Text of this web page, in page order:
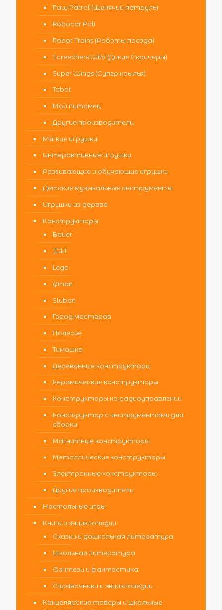
Paw Patrol (Щенячий патруль)
Robocar Poli
Robot Trains (Роботы поезда)
Screechers Wild (Дикие Скричеры)
Super Wings (Супер крылья)
Tobot
Мой питомец
Другие производители
Мягкие игрушки
Интерактивные игрушки
Развивающие и обучающие игрушки
Детские музыкальные инструменты
Игрушки из дерева
Конструкторы
Bauer
JDLT
Lego
Qman
Sluban
Город мастеров
Полесье
Тимошка
Деревянные конструкторы
Керамические конструкторы
Конструкторы на радиоуправлении
Конструктор с инструментами для
сборки
Магнитные конструкторы
Металлические конструкторы
Электронные конструкторы
Другие производители
Настольные игры
Книги и энциклопедии
Сказки и дошкольная литература
Школьная литература
Фэнтези и фантастика
Справочники и энциклопедии
Канцелярские товары и школьные